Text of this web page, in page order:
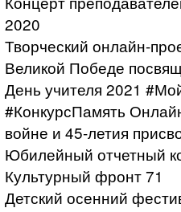
2020
Творческий онлайн-
Великой Победе
День учителя 2021
#КонкурсПамять
войне и 45-летия
Юбилейный отчетный
Культурный фронт 71
Детский осенний